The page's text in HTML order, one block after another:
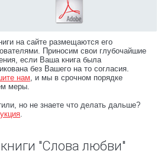
на сайте размещаются его
Приносим свои глубочайшие
если Ваша книга была
без Вашего на то согласия.
нам, и мы в срочном порядке
меры.
но не знаете что делать дальше?
.
"Слова любви"